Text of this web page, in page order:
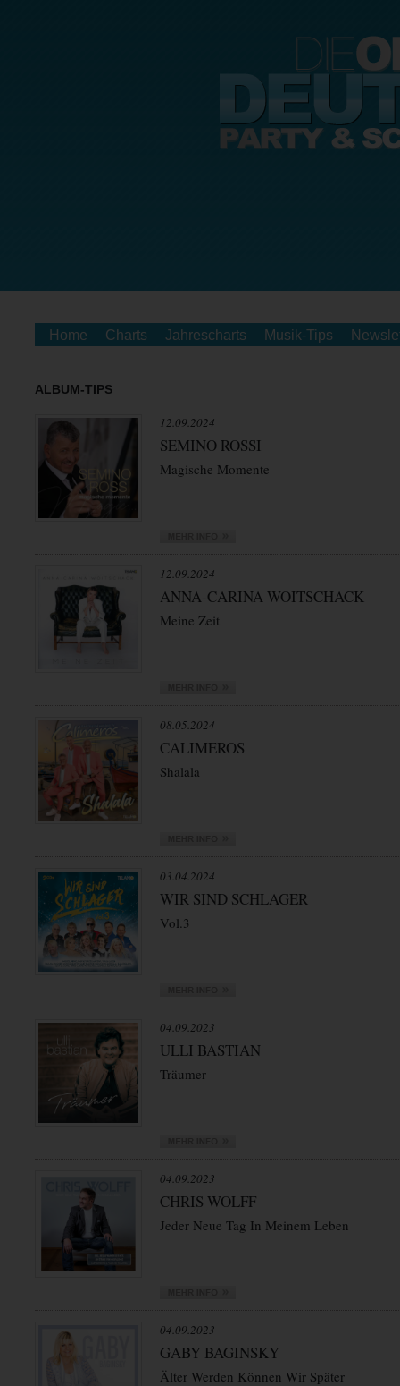
Home Charts Jahrescharts Musik-Tips
ALBUM-TIPS
12.09.2024
SEMINO ROSSI
Magische Momente
12.09.2024
ANNA-CARINA WOITSCHACK
Meine Zeit
08.05.2024
CALIMEROS
Shalala
03.04.2024
WIR SIND SCHLAGER
Vol.3
04.09.2023
ULLI BASTIAN
Träumer
04.09.2023
CHRIS WOLFF
Jeder Neue Tag In Meinem Leben
04.09.2023
GABY BAGINSKY
Älter Werden Können Wir Später